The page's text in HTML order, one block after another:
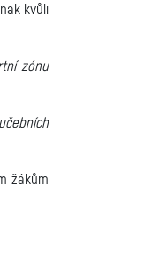
kvůli
zónu
žákům